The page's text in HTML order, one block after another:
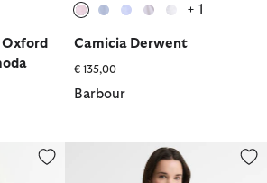
+ 1
Camicia Derwent
€ 135,00
Barbour
comoda con motivo a righe
Camicia Brambles a maniche